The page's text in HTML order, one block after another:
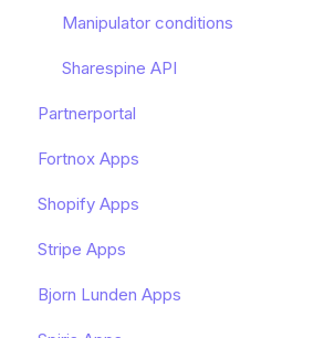
Manipulator conditions
Sharespine API
Partnerportal
Dashboard
Onboarding av slutkund
Avancerat
Kundhantering
Fortnox Apps
Kom igång - Fortnox Marketplace
Bokföring av Shopify - Fortnox
Bokföring av PayPal - Fortnox
Shopify Apps
Kom igång - Shopify Apps
Hantera prenumerationen av min
Stripe Apps
Hantera prenumerationen av min
Bjorn Lunden Apps